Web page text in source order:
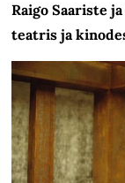
Raigo Saariste
teatris ja